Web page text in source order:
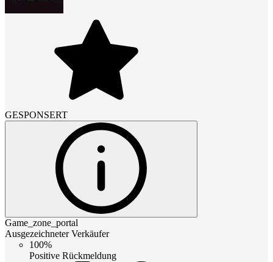
GESPONSERT
Game_zone_portal
Ausgezeichneter Verkäufer
100%
Positive Rückmeldung